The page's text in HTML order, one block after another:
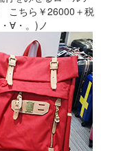
こちら￥26000＋税
∀・。)ノ